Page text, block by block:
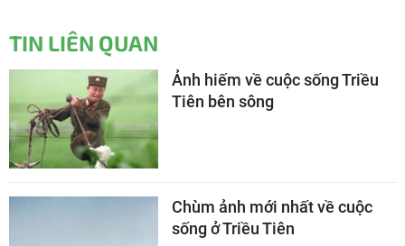
TIN LIÊN QUAN
Ảnh hiếm về cuộc sống Triều
Tiên bên sông
Chùm ảnh mới nhất về cuộc
sống ở Triều Tiên